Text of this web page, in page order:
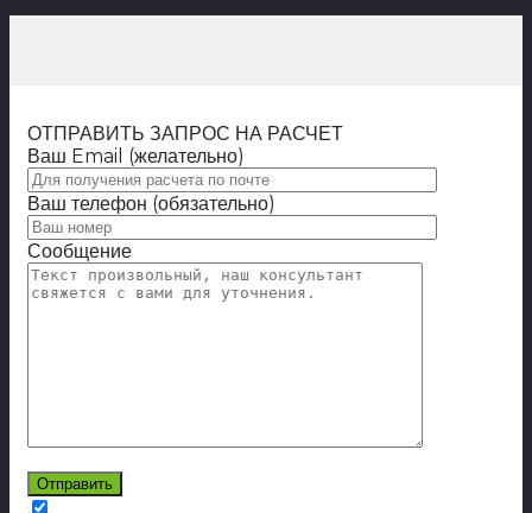
ОТПРАВИТЬ ЗАПРОС НА РАСЧЕТ
Ваш Email (желательно)
Ваш телефон (обязательно)
Сообщение